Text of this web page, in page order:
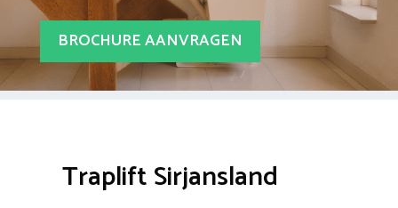
BROCHURE AANVRAGEN
Traplift Sirjansland